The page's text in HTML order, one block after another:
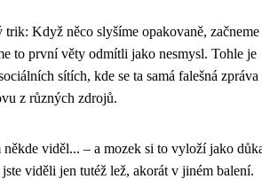
Když něco slyšíme opakovaně, začneme
to první věty odmítli jako nesmysl. Tohle je
sítích, kde se ta samá falešná zpráva
z různých zdrojů.
někde viděl... – a mozek si to vyloží jako
viděli jen tutéž lež, akorát v jiném balení.